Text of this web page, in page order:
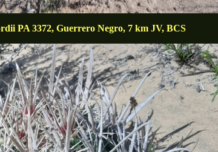
PA 3372, Guerrero Negro, 7 km JV, BCS